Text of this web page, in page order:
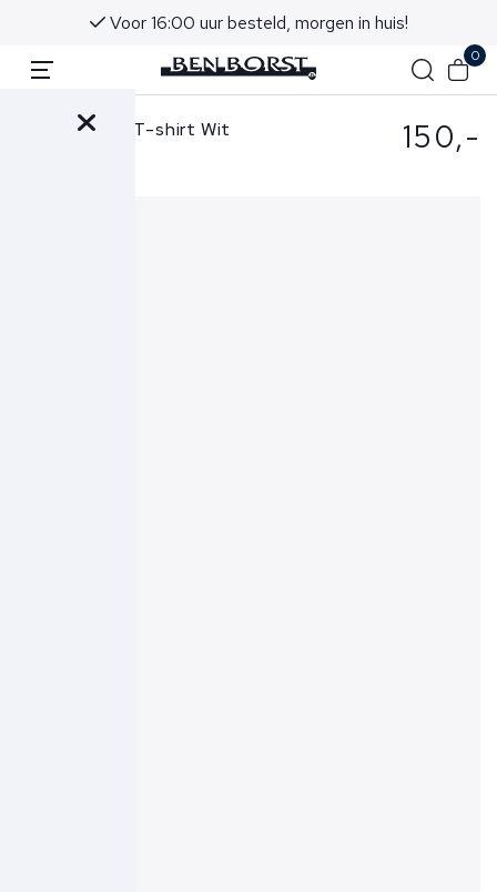
Voor 16:00 uur besteld, morgen in huis!
0
Stone Island T-shirt Wit 150,-